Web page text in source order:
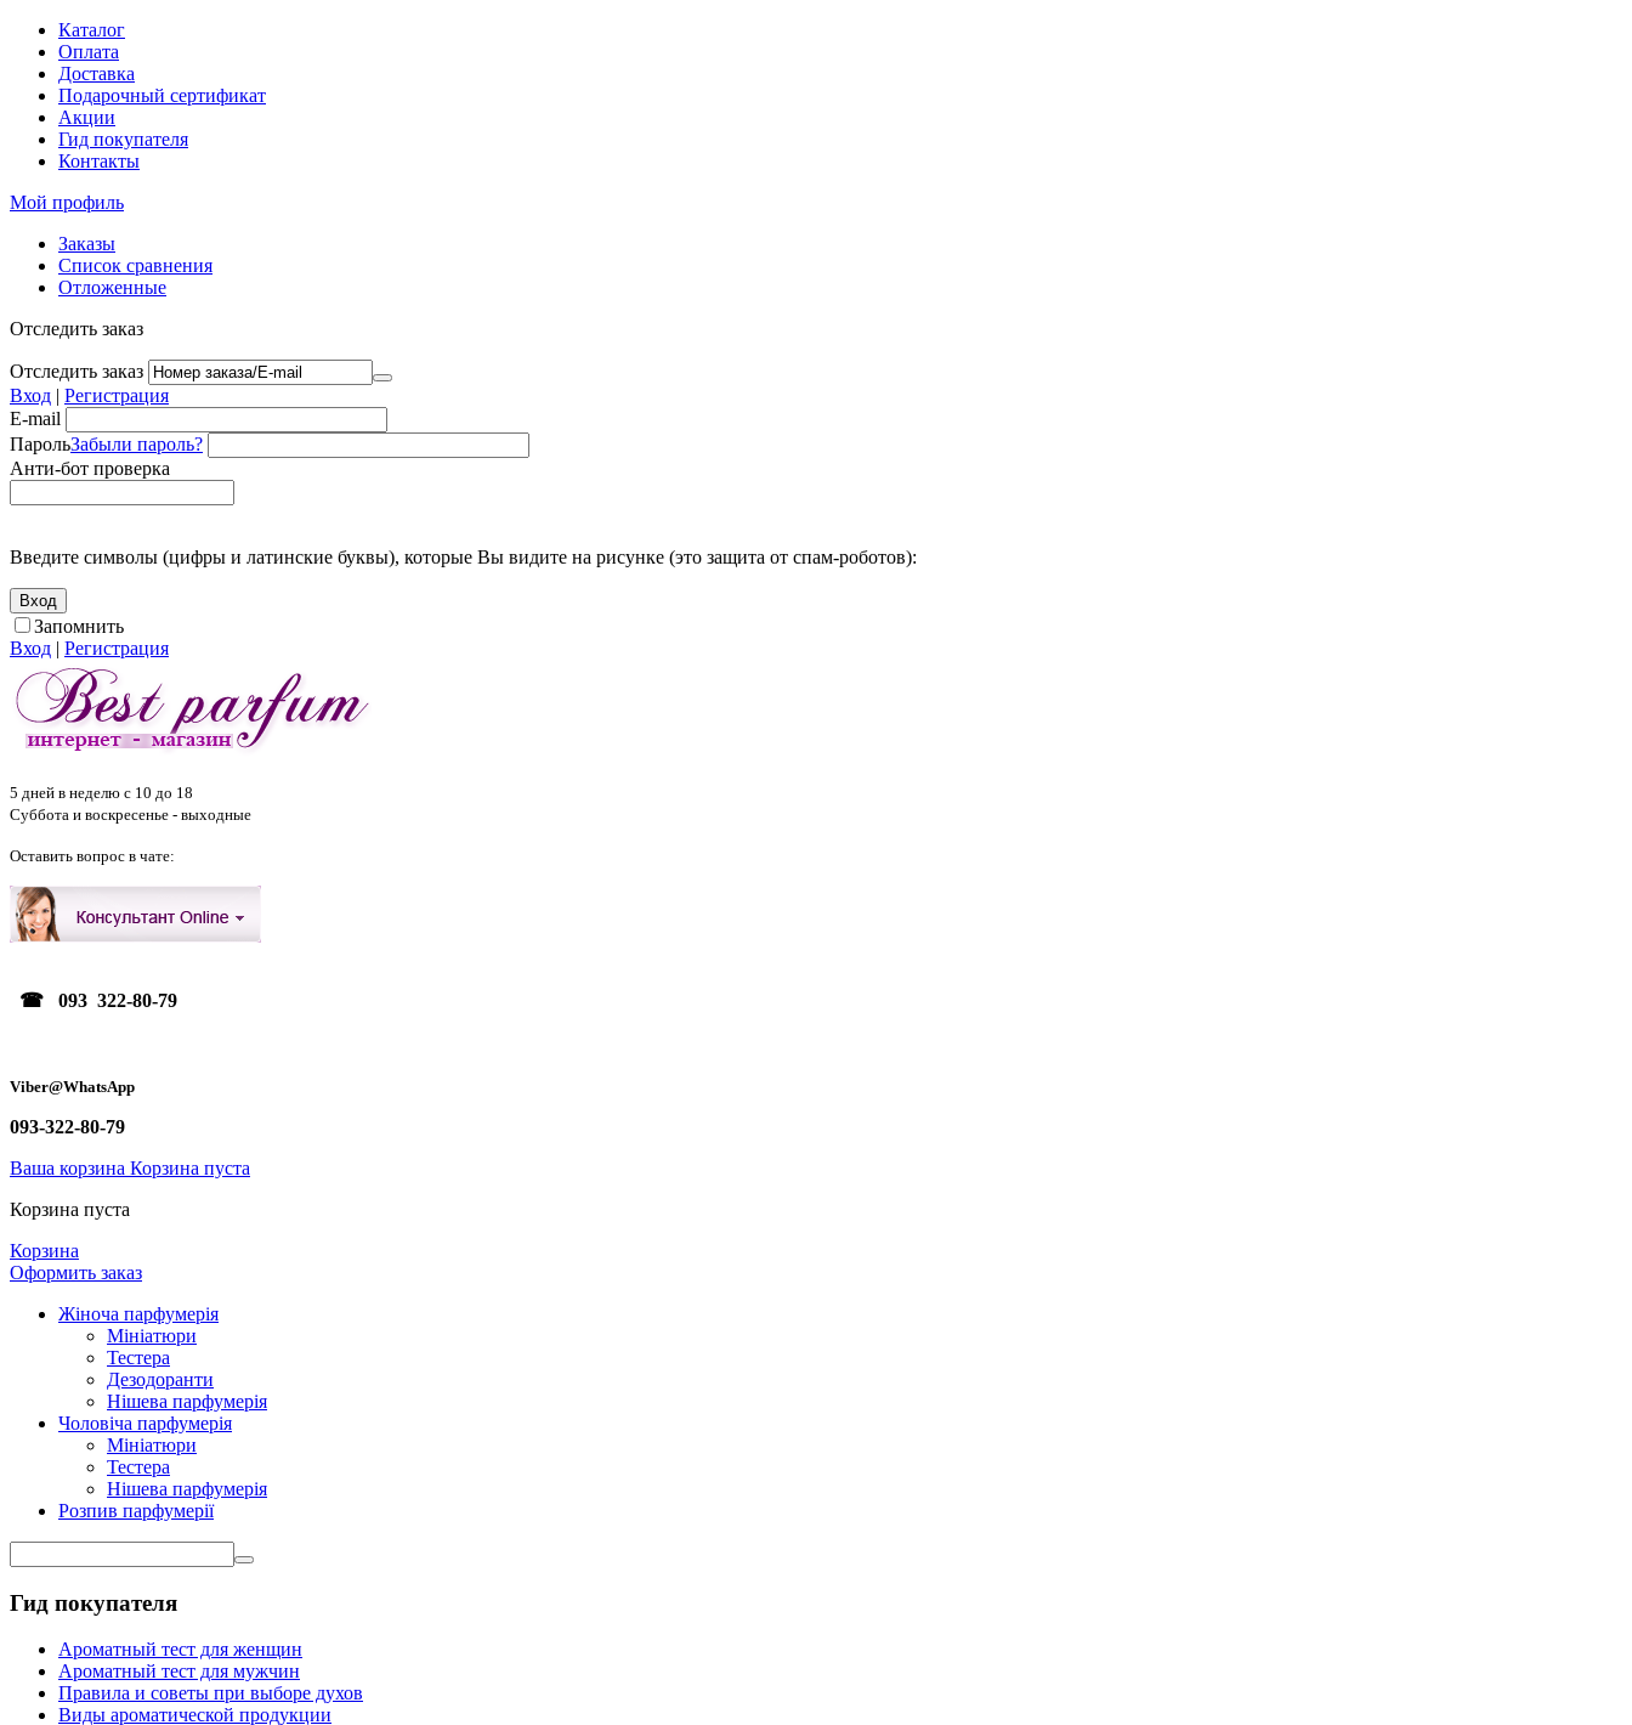
Каталог
Оплата
Доставка
Подарочный сертификат
Акции
Гид покупателя
Контакты
Мой профиль
Заказы
Список сравнения
Отложенные
Отследить заказ
Отследить заказ
Вход | Регистрация
E-mail
ПарольЗабыли пароль?
Анти-бот проверка
Введите символы (цифры и латинские буквы), которые Вы видите на рисунке (это защита от спам-роботов):
Запомнить
Вход | Регистрация
5 дней в неделю с 10 до 18
Суббота и воскресенье - выходные
Оставить вопрос в чате:
☎ 093 322-80-79
Viber@WhatsApp
093-322-80-79
Ваша корзина Корзина пуста
Корзина пуста
Корзина
Оформить заказ
Жіноча парфумерія
Мініатюри
Тестера
Дезодоранти
Нішева парфумерія
Чоловіча парфумерія
Мініатюри
Тестера
Нішева парфумерія
Розпив парфумерії
Гид покупателя
Ароматный тест для женщин
Ароматный тест для мужчин
Правила и советы при выборе духов
Виды ароматической продукции